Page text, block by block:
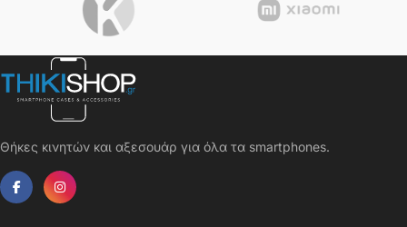
Θήκες κινητών και αξεσουάρ για όλα τα smartphones.